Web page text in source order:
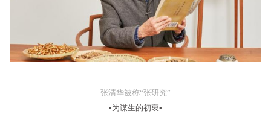
张清华被称“张研究”
▪为谋生的初衷▪